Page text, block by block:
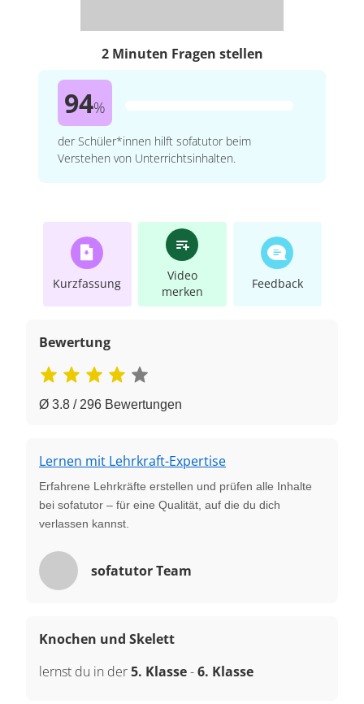
2 Minuten Fragen stellen
94%
der Schüler*innen hilft sofatutor beim
Verstehen von Unterrichtsinhalten.
Kurzfassung
Video
merken
Feedback
Bewertung
Ø 3.8 / 296 Bewertungen
Lernen mit Lehrkraft-Expertise
Erfahrene Lehrkräfte erstellen und prüfen alle Inhalte
bei sofatutor – für eine Qualität, auf die du dich
verlassen kannst.
sofatutor Team
Knochen und Skelett
lernst du in der5. Klasse-6. Klasse